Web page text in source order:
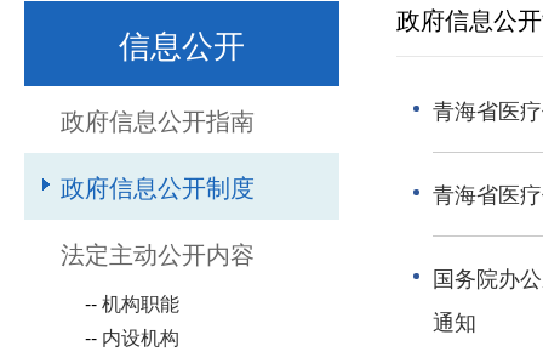
信息公开
政府信息公开指南
政府信息公开制度
法定主动公开内容
--机构职能
-- 内设机构
政府信息公
青海省医
青海省医
国务院办
通知